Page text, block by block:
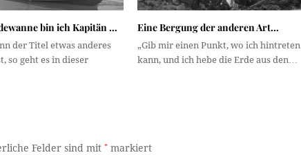
bin ich Kapitän …
der Titel etwas anderes
so geht es in dieser
Eine Bergung der anderen Art…
„Gib mir einen Punkt, wo ich hintreten
kann, und ich hebe die Erde aus den…
Felder sind mit* markiert